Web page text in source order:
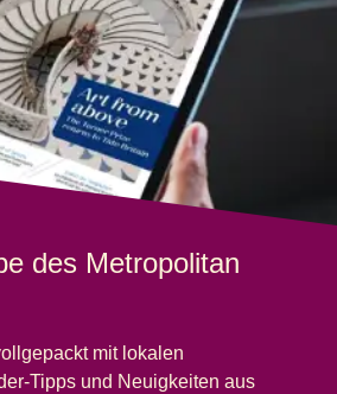
des Metropolitan
mit lokalen
Tipps und Neuigkeiten aus